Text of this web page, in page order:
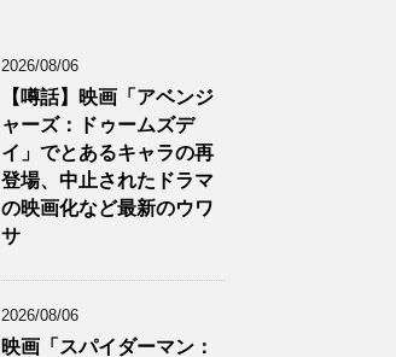
2026/08/06
【噂話】映画「アベンジ
ャーズ：ドゥームズデ
イ」でとあるキャラの再
登場、中止されたドラマ
の映画化など最新のウワ
サ
2026/08/06
映画「スパイダーマン：